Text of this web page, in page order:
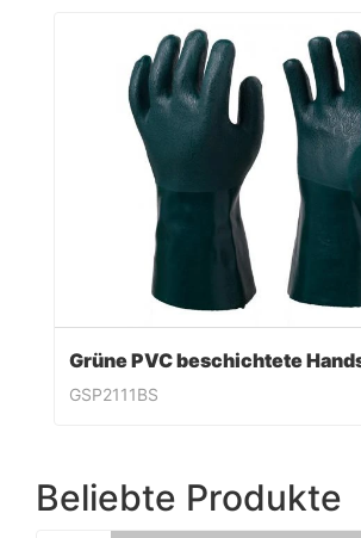
GSP2111BS
Beliebte Produkte